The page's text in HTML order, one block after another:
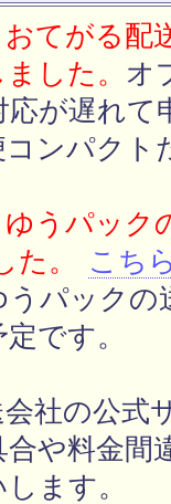
おてがる配
した。 オ
応が遅れ
ンパクト
ゆうパック
。
こち
パックの
です。
社の公式
合や料金間
ます。